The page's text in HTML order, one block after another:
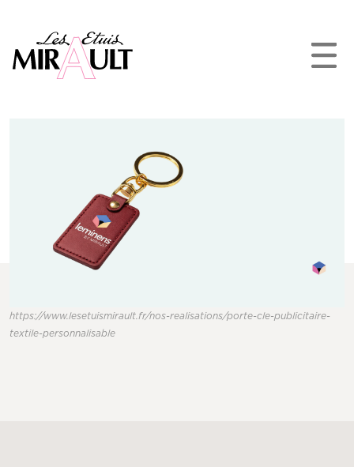
https://www.lesetuismirault.fr/nos-realisations/porte-cle-publicitaire-
textile-personnalisable